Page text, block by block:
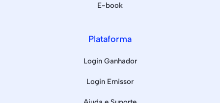
E-book
Plataforma
Login Ganhador
Login Emissor